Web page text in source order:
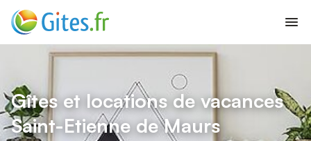
Gîtes et locations de vacances
Saint-Etienne de Maurs